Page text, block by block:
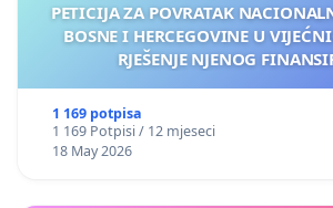
PETICIJA ZA POVRATAK
BOSNE I HERCEGOVINE U
RJEŠENJE NJENOG
1 169 potpisa
1 169 Potpisi / 12 mjeseci
18 May 2026